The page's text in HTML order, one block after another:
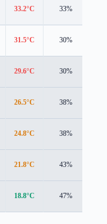
33.2°C 33%
31.5°C 30%
29.6°C 30%
26.5°C 38%
24.8°C 38%
21.8°C 43%
18.8°C 47%